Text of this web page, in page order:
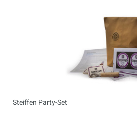
Steiffen Party-Set